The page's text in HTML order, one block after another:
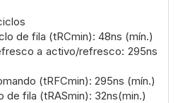
de fila (tRCmin): 48ns (mín.)
a activo/refresco: 295ns
(tRFCmin): 295ns (mín.)
de fila (tRASmin): 32ns(min.)